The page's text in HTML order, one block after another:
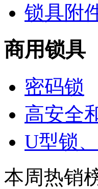
锁具附
商用锁具
密码锁
高安全
U型锁
本周热销